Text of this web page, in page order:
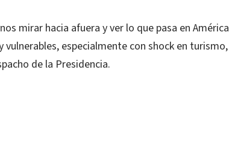
mirar hacia afuera y ver lo que pasa en América
vulnerables, especialmente con shock en turismo,
de la Presidencia.